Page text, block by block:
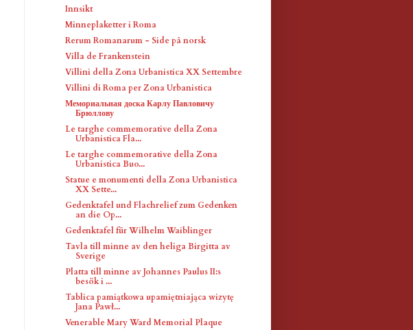
Innsikt
Minneplaketter i Roma
Rerum Romanarum - Side på norsk
Villa de Frankenstein
Villini della Zona Urbanistica XX Settembre
Villini di Roma per Zona Urbanistica
Мемориальная доска Карлу Павловичу
Брюллову
Le targhe commemorative della Zona
Urbanistica Fla...
Le targhe commemorative della Zona
Urbanistica Buo...
Statue e monumenti della Zona Urbanistica
XX Sette...
Gedenktafel und Flachrelief zum Gedenken
an die Op...
Gedenktafel für Wilhelm Waiblinger
Tavla till minne av den heliga Birgitta av
Sverige
Platta till minne av Johannes Paulus II:s
besök i ...
Tablica pamiątkowa upamiętniająca wizytę
Jana Pawł...
Venerable Mary Ward Memorial Plaque